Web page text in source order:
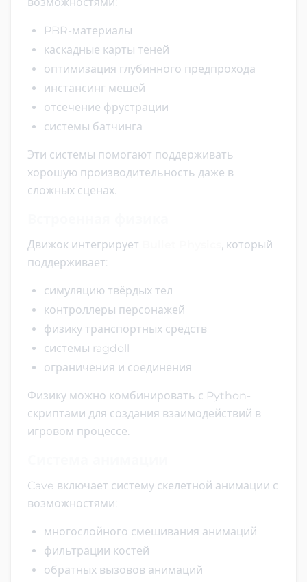
PBR-материалы
каскадные карты теней
оптимизация глубинного предпрохода
инстансинг мешей
отсечение фрустрации
системы батчинга
Эти системы помогают поддерживать
хорошую производительность даже в
сложных сценах.
Движок интегрирует
, который
поддерживает:
симуляцию твёрдых тел
контроллеры персонажей
физику транспортных средств
системы ragdoll
ограничения и соединения
Физику можно комбинировать с Python-
скриптами для создания взаимодействий в
игровом процессе.
Cave включает систему скелетной анимации с
возможностями:
многослойного смешивания анимаций
фильтрации костей
обратных вызовов анимаций